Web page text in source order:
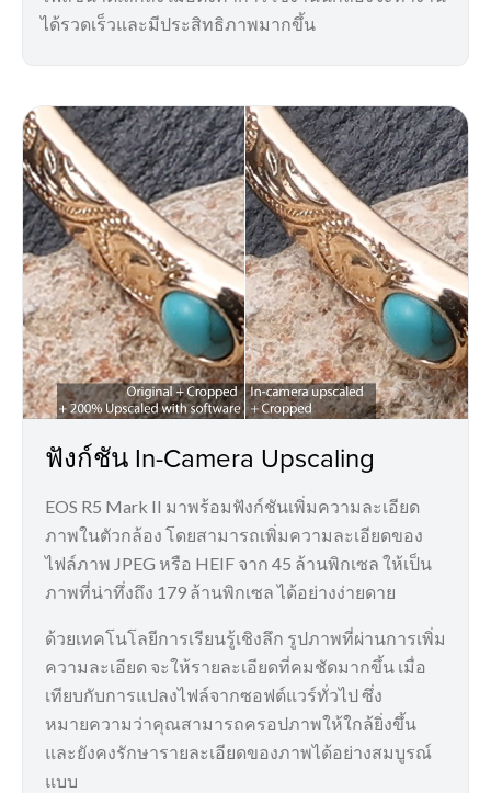
ได้รวดเร็วและมีประสิทธิภาพมากขึ้น
ฟังก์ชัน In-Camera Upscaling
EOS R5 Mark II มาพร้อมฟังก์ชันเพิ่มความละเอียด
ภาพในตัวกล้อง โดยสามารถเพิ่มความละเอียดของ
ไฟล์ภาพ JPEG หรือ HEIF จาก 45 ล้านพิกเซล ให้เป็น
ภาพที่น่าทึ่งถึง 179 ล้านพิกเซล ได้อย่างง่ายดาย
ด้วยเทคโนโลยีการเรียนรู้เชิงลึก รูปภาพที่ผ่านการเพิ่ม
ความละเอียด จะให้รายละเอียดที่คมชัดมากขึ้น เมื่อ
เทียบกับการแปลงไฟล์จากซอฟต์แวร์ทั่วไป ซึ่ง
หมายความว่าคุณสามารถครอปภาพให้ใกล้ยิ่งขึ้น
และยังคงรักษารายละเอียดของภาพได้อย่างสมบูรณ์
แบบ